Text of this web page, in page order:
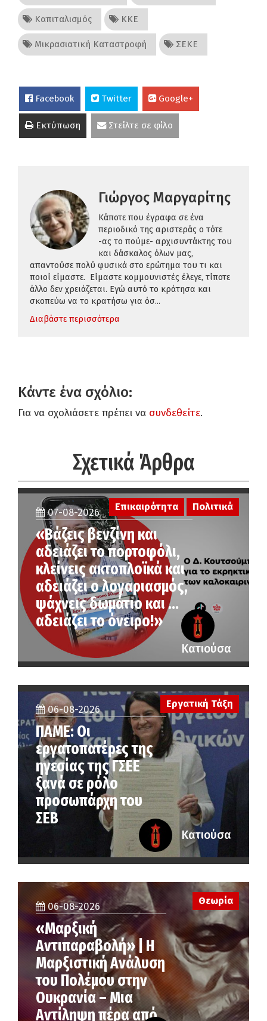
Καπιταλισμός ΚΚΕ
Μικρασιατική Καταστροφή ΣΕΚΕ
Facebook Twitter Google+
Εκτύπωση Στείλτε σε φίλο
Γιώργος Μαργαρίτης
Κάποτε που έγραφα σε ένα
περιοδικό της αριστεράς ο τότε
-ας το πούμε- αρχισυντάκτης του
και δάσκαλος όλων μας,
απαντούσε πολύ φυσικά στο ερώτημα του τι και
ποιοί είμαστε. Είμαστε κομμουνιστές έλεγε, τίποτε
άλλο δεν χρειάζεται. Εγώ αυτό το κράτησα και
σκοπεύω να το κρατήσω για όσ...
Διαβάστε περισσότερα
Κάντε ένα σχόλιο:
Για να σχολιάσετε πρέπει να συνδεθείτε.
Σχετικά Άρθρα
Επικαιρότητα Πολιτικά
07-08-2026
«Βάζεις βενζίνη και
αδειάζει το πορτοφόλι,
κλείνεις ακτοπλοϊκά και
αδειάζει ο λογαριασμός,
ψάχνεις δωμάτιο και …
αδειάζει το όνειρο!»
Κατιούσα
06-08-2026
ΠΑΜΕ: Οι
εργατοπατέρες της
ηγεσίας της ΓΣΕΕ
ξανά σε ρόλο
προσωπάρχη του
ΣΕΒ
Εργατική Τάξη
Κατιούσα
06-08-2026
«Μαρξική
Αντιπαραβολή» | Η
Μαρξιστική Ανάλυση
του Πολέμου στην
Ουκρανία – Μια
Αντίληψη πέρα από
Θεωρία